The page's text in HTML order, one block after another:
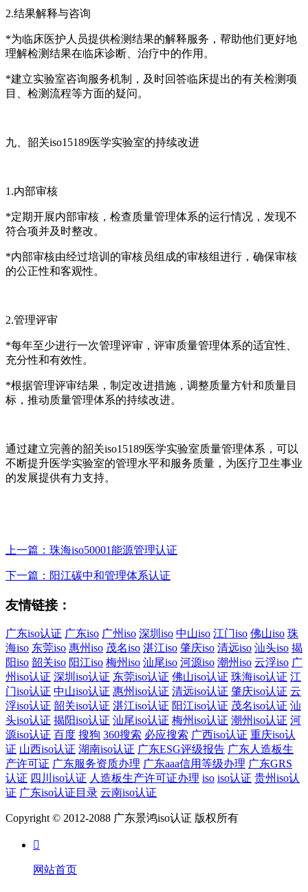
2.结果解释与咨询
*为临床医护人员提供检测结果的解释服务，帮助他们更好地
理解检测结果在临床诊断、治疗中的作用。
*建立实验室咨询服务机制，及时回答临床提出的有关检测项
目、检测流程等方面的疑问。
九、韶关iso15189医学实验室的持续改进
1.内部审核
*定期开展内部审核，检查质量管理体系的运行情况，发现不
符合项并及时整改。
*内部审核由经过培训的审核员组成的审核组进行，确保审核
的公正性和客观性。
2.管理评审
*每年至少进行一次管理评审，评审质量管理体系的适宜性、
充分性和有效性。
*根据管理评审结果，制定改进措施，调整质量方针和质量目
标，推动质量管理体系的持续改进。
通过建立完善的韶关iso15189医学实验室质量管理体系，可以
不断提升医学实验室的管理水平和服务质量，为医疗卫生事业
的发展提供有力支持。
上一篇：珠海iso50001能源管理认证
下一篇：阳江碳中和管理体系认证
友情链接：
广东iso认证 广东iso 广州iso 深圳iso 中山iso 江门iso 佛山iso 珠
海iso 东莞iso 惠州iso 茂名iso 湛江iso 肇庆iso 清远iso 汕头iso 揭
阳iso 韶关iso 阳江iso 梅州iso 汕尾iso 河源iso 潮州iso 云浮iso 广
州iso认证 深圳iso认证 东莞iso认证 佛山iso认证 珠海iso认证 江
门iso认证 中山iso认证 惠州iso认证 清远iso认证 肇庆iso认证 云
浮iso认证 韶关iso认证 湛江iso认证 阳江iso认证 茂名iso认证 汕
头iso认证 揭阳iso认证 汕尾iso认证 梅州iso认证 潮州iso认证 河
源iso认证 百度 搜狗 360搜索 必应搜索 广西iso认证 重庆iso认
证 山西iso认证 湖南iso认证 广东ESG评级报告 广东人造板生
产许可证 广东服务资质办理 广东aaa信用等级办理 广东GRS
认证 四川iso认证 人造板生产许可证办理 iso iso认证 贵州iso认
证 广东iso认证目录 云南iso认证
Copyright © 2012-2088 广东景鸿iso认证 版权所有

网站首页